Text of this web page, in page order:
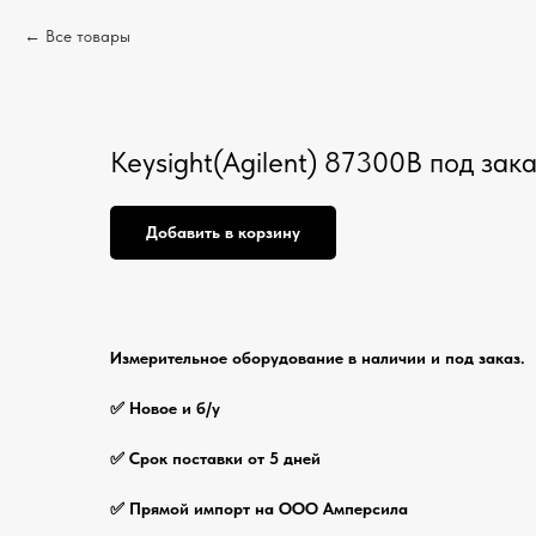
Все товары
Keysight(Agilent) 87300B под
Добавить в корзину
Измерительное оборудование в наличии и под заказ.
✅ Новое и б/у
✅ Срок поставки от 5 дней
✅ Прямой импорт на ООО Амперсила